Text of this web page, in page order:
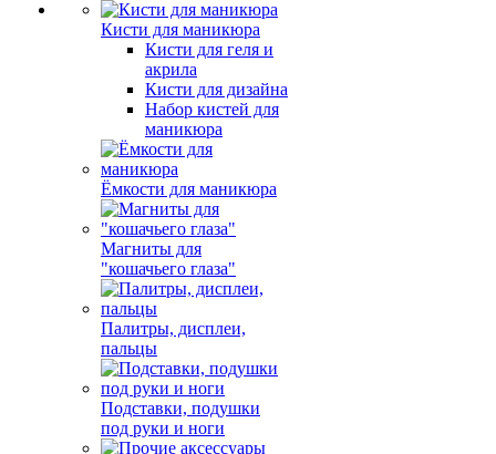
Кисти для маникюра
Кисти для геля и
акрила
Кисти для дизайна
Набор кистей для
маникюра
Ёмкости для маникюра
Магниты для
"кошачьего глаза"
Палитры, дисплеи,
пальцы
Подставки, подушки
под руки и ноги